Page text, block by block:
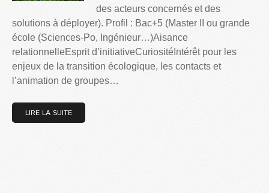
des acteurs concernés et des
solutions à déployer). Profil : Bac+5 (Master II ou grande
école (Sciences-Po, Ingénieur…)Aisance
relationnelleEsprit d’initiativeCuriositéIntérêt pour les
enjeux de la transition écologique, les contacts et
l’animation de groupes…
LIRE LA SUITE